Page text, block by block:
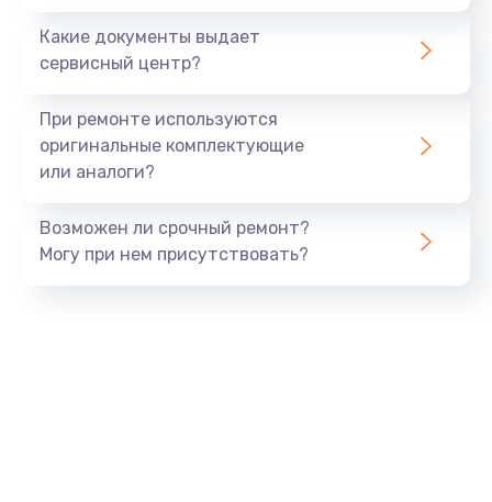
Какие документы выдает
сервисный центр?
При ремонте используются
оригинальные комплектующие
или аналоги?
Возможен ли срочный ремонт?
Могу при нем присутствовать?